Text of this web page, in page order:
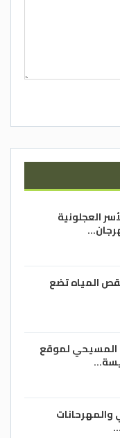
العجلونية
المياه تضع
المسيحي لموقع